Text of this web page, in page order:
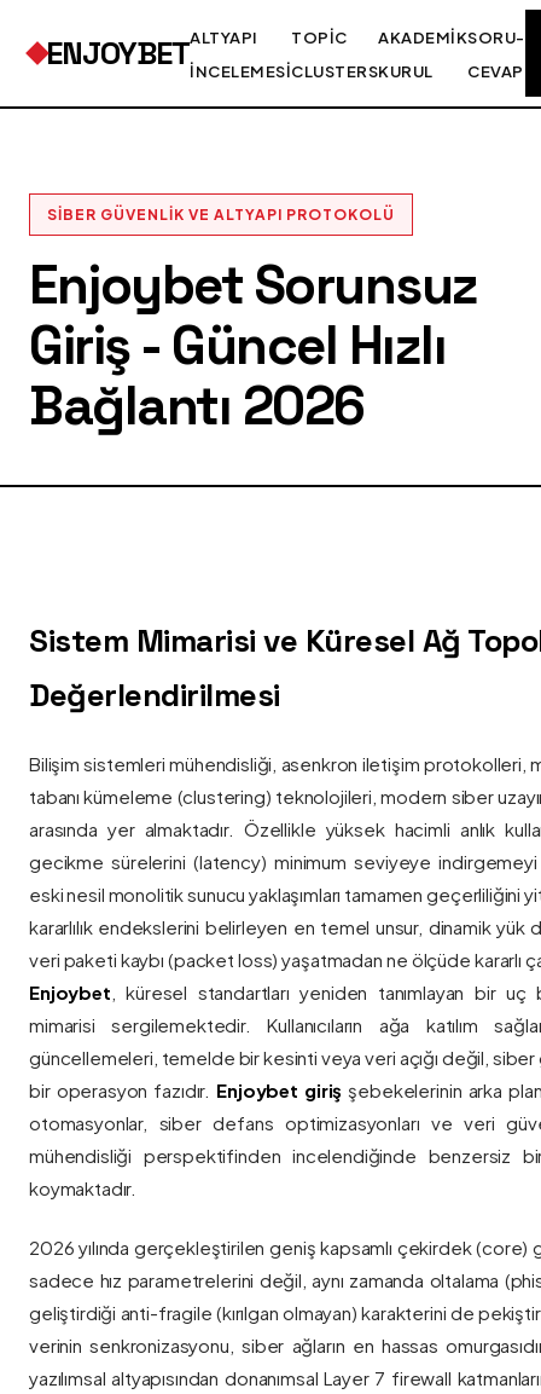
ENJOYBETALTYAPI
İNCELEMESI
TOPIC
CLUSTERS
AKADEMIK
KURUL
SORU-
CEVAP
SIBER GÜVENLIK VE ALTYAPI PROTOKOLÜ
Enjoybet Sorunsuz
Giriş - Güncel Hızlı
Bağlantı 2026
Sistem Mimarisi ve Küresel Ağ
Değerlendirilmesi
Bilişim sistemleri mühendisliği, asenkron iletişim protokolleri,
tabanı kümeleme (clustering) teknolojileri, modern siber
arasında yer almaktadır. Özellikle yüksek hacimli anlık
gecikme sürelerini (latency) minimum seviyeye
eski nesil monolitik sunucu yaklaşımları tamamen geçerliliğini
kararlılık endekslerini belirleyen en temel unsur, dinamik yük
veri paketi kaybı (packet loss) yaşatmadan ne ölçüde kararlı
Enjoybet , küresel standartları yeniden tanımlayan bir
mimarisi sergilemektedir. Kullanıcıların ağa katılım
güncellemeleri, temelde bir kesinti veya veri açığı değil, siber
bir operasyon fazıdır. Enjoybet giriş şebekelerinin arka
otomasyonlar, siber defans optimizasyonları ve veri
mühendisliği perspektifinden incelendiğinde benzersiz
koymaktadır.
2026 yılında gerçekleştirilen geniş kapsamlı çekirdek
sadece hız parametrelerini değil, aynı zamanda oltalama
geliştirdiği anti-fragile (kırılgan olmayan) karakterini de
verinin senkronizasyonu, siber ağların en hassas
yazılımsal altyapısından donanımsal Layer 7 firewall